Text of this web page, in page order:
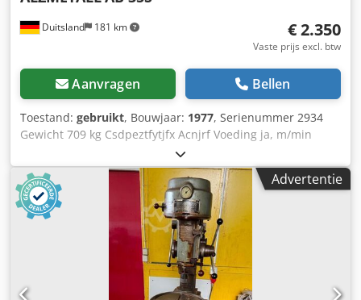
Duitsland 181 km € 2.350
Vaste prijs excl. btw
Aanvragen Bellen
Toestand: gebruikt, Bouwjaar: 1977, Serienummer 2934
Gewicht 709 kg Csdpeztfytjfx Acnjrf Voeding ja, m/min
Advertentie